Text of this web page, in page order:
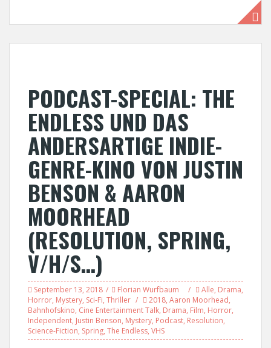
PODCAST-SPECIAL: THE
ENDLESS UND DAS
ANDERSARTIGE INDIE-
GENRE-KINO VON JUSTIN
BENSON & AARON
MOORHEAD
(RESOLUTION, SPRING,
V/H/S…)
September 13, 2018 Florian Wurfbaum Alle, Drama,
Horror, Mystery, Sci-Fi, Thriller 2018, Aaron Moorhead,
Bahnhofskino, Cine Entertainment Talk, Drama, Film, Horror,
Independent, Justin Benson, Mystery, Podcast, Resolution,
Science-Fiction, Spring, The Endless, VHS